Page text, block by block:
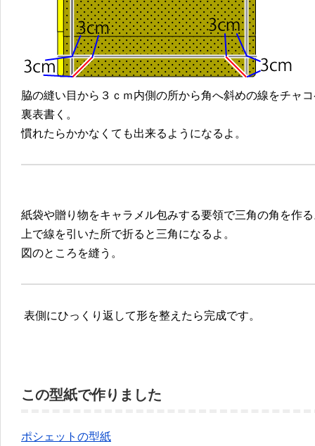
脇の縫い目から３ｃｍ内側の所から角へ斜めの線をチャ
裏表書く。
慣れたらかかなくても出来るようになるよ。
紙袋や贈り物をキャラメル包みする要領で三角の角を作
上で線を引いた所で折ると三角になるよ。
図のところを縫う。
表側にひっくり返して形を整えたら完成です。
この型紙で作りました
ポシェットの型紙